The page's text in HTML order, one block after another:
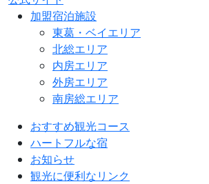
加盟宿泊施設
東葛・ベイエリア
北総エリア
内房エリア
外房エリア
南房総エリア
おすすめ観光コース
ハートフルな宿
お知らせ
観光に便利なリンク